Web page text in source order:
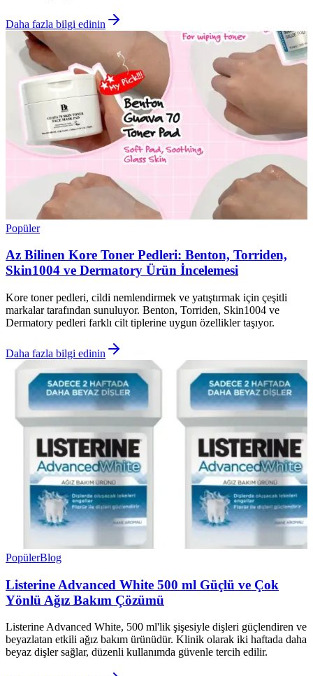
Daha fazla bilgi edinin
Popüler
Az Bilinen Kore Toner Pedleri: Benton, Torriden,
Skin1004 ve Dermatory Ürün İncelemesi
Kore toner pedleri, cildi nemlendirmek ve yatıştırmak için çeşitli
markalar tarafından sunuluyor. Benton, Torriden, Skin1004 ve
Dermatory pedleri farklı cilt tiplerine uygun özellikler taşıyor.
Daha fazla bilgi edinin
PopülerBlog
Listerine Advanced White 500 ml Güçlü ve Çok
Yönlü Ağız Bakım Çözümü
Listerine Advanced White, 500 ml'lik şişesiyle dişleri güçlendiren ve
beyazlatan etkili ağız bakım ürünüdür. Klinik olarak iki haftada daha
beyaz dişler sağlar, düzenli kullanımda güvenle tercih edilir.